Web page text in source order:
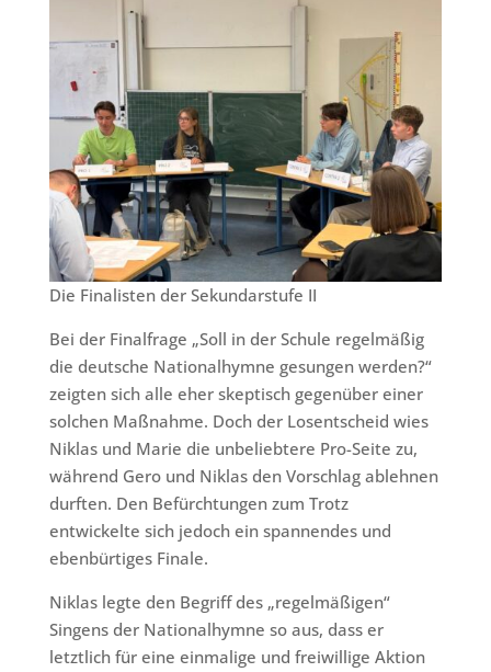
Die Finalisten der Sekundarstufe II
Bei der Finalfrage „Soll in der Schule regelmäßig
die deutsche Nationalhymne gesungen werden?“
zeigten sich alle eher skeptisch gegenüber einer
solchen Maßnahme. Doch der Losentscheid wies
Niklas und Marie die unbeliebtere Pro-Seite zu,
während Gero und Niklas den Vorschlag ablehnen
durften. Den Befürchtungen zum Trotz
entwickelte sich jedoch ein spannendes und
ebenbürtiges Finale.
Niklas legte den Begriff des „regelmäßigen“
Singens der Nationalhymne so aus, dass er
letztlich für eine einmalige und freiwillige Aktion